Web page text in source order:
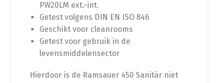
PW20LM ext.-int.
Getest volgens DIN EN ISO 846
Geschikt voor cleanrooms
Getest voor gebruik in de
levensmiddelensector
Hierdoor is de Ramsauer 450 Sanitär niet